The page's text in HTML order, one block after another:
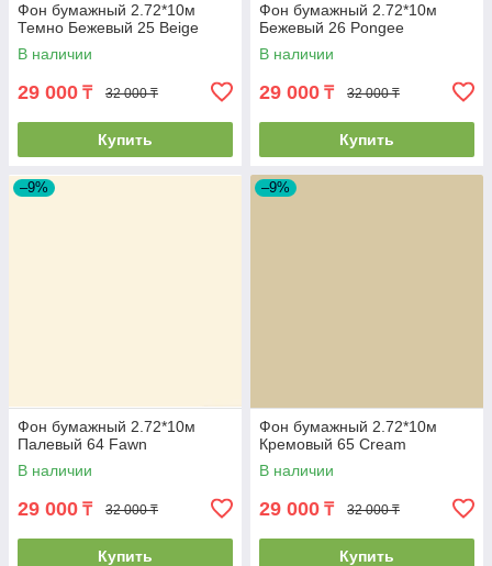
Фон бумажный 2.72*10м
Темно Бежевый 25 Beige
В наличии
29 000 ₸ 32 000 ₸
Купить
Фон бумажный 2.72*10м
Бежевый 26 Pongee
В наличии
29 000 ₸ 32 000 ₸
Купить
–9%
Фон бумажный 2.72*10м
Палевый 64 Fawn
В наличии
29 000 ₸ 32 000 ₸
Купить
–9%
Фон бумажный 2.72*10м
Кремовый 65 Cream
В наличии
29 000 ₸ 32 000 ₸
Купить